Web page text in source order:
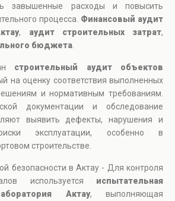
завышенные расходы и повысить
процесса. Финансовый аудит
, аудит строительных затрат,
бюджета
строительный аудит объектов
на оценку соответствия выполненных
и нормативным требованиям.
документации и обследование
выявить дефекты, нарушения и
эксплуатации, особенно в
строительстве.
безопасности в Актау - Для контроля
используется испытательная
Актау, выполняющая